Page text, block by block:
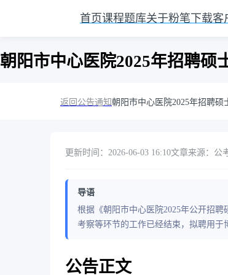
首页课程题库关于粉笔 下载
朝阳市中心医院2025年招聘硕
返回公告通知朝阳市中心医院2025年招聘
更新时间：2026-06-03 16:10文章来源：公
导语
根据《朝阳市中心医院2025年公开招
考察等环节的工作已经结束，拟聘用
公告正文